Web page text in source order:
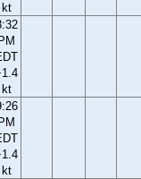
kt
PM
kt
PM
kt